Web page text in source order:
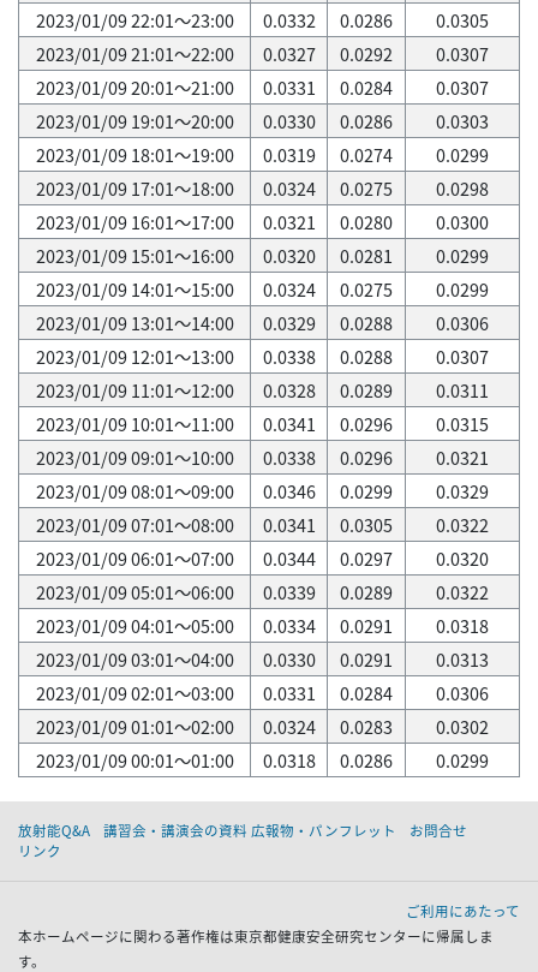
2023/01/09 22:01～23:00
0.0332 0.0286
0.0305
2023/01/09 21:01～22:00
0.0327 0.0292
0.0307
2023/01/09 20:01～21:00
0.0331 0.0284
0.0307
2023/01/09 19:01～20:00
0.0330 0.0286
0.0303
2023/01/09 18:01～19:00
0.0319 0.0274
0.0299
2023/01/09 17:01～18:00
0.0324 0.0275
0.0298
2023/01/09 16:01～17:00
0.0321 0.0280
0.0300
2023/01/09 15:01～16:00
0.0320 0.0281
0.0299
2023/01/09 14:01～15:00
0.0324 0.0275
0.0299
2023/01/09 13:01～14:00
0.0329 0.0288
0.0306
2023/01/09 12:01～13:00
0.0338 0.0288
0.0307
2023/01/09 11:01～12:00
0.0328 0.0289
0.0311
2023/01/09 10:01～11:00
0.0341 0.0296
0.0315
2023/01/09 09:01～10:00
0.0338 0.0296
0.0321
2023/01/09 08:01～09:00
0.0346 0.0299
0.0329
2023/01/09 07:01～08:00
0.0341 0.0305
0.0322
2023/01/09 06:01～07:00
0.0344 0.0297
0.0320
2023/01/09 05:01～06:00
0.0339 0.0289
0.0322
2023/01/09 04:01～05:00
0.0334 0.0291
0.0318
2023/01/09 03:01～04:00
0.0330 0.0291
0.0313
2023/01/09 02:01～03:00
0.0331 0.0284
0.0306
2023/01/09 01:01～02:00
0.0324 0.0283
0.0302
2023/01/09 00:01～01:00
0.0318 0.0286 0.0299
放射能Q&A 講習会・講演会の資料 広報物・パンフレット
お問合せ
リンク
ご利用にあたって
本ホームページに関わる著作権は東京都健康安全研究センターに帰属しま
す。